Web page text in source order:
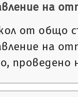
на
от общо
на
проведено